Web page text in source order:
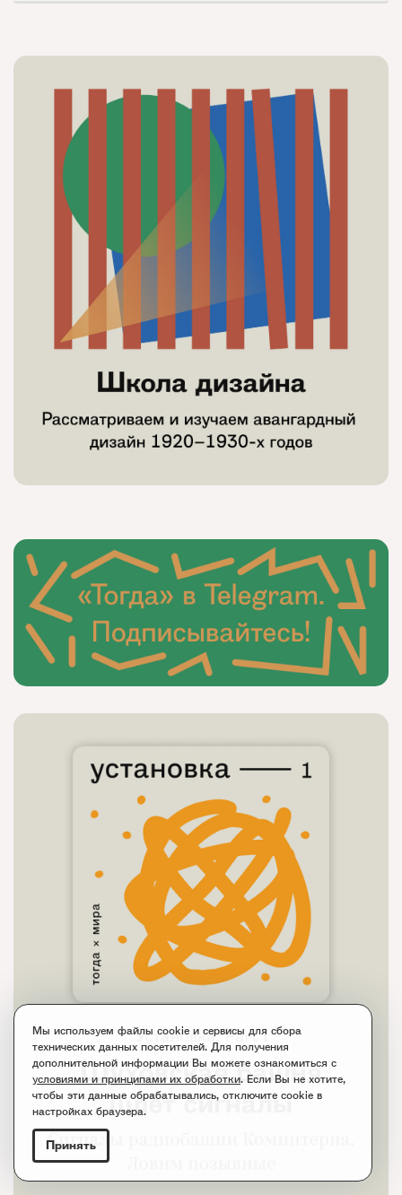
Мы используем файлы cookie и сервисы для сбора
технических данных посетителей. Для получения
дополнительной информации Вы можете ознакомиться с
условиями и принципами их обработки. Если Вы не хотите,
чтобы эти данные обрабатывались, отключите cookie в
настройках браузера.
Принять